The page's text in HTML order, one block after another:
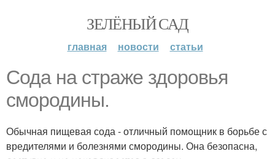
ЗЕЛЁНЫЙ САД
главная новости статьи
Сода на страже здоровья
смородины.
Обычная пищевая сода - отличный помощник в борьбе с
вредителями и болезнями смородины. Она безопасна,